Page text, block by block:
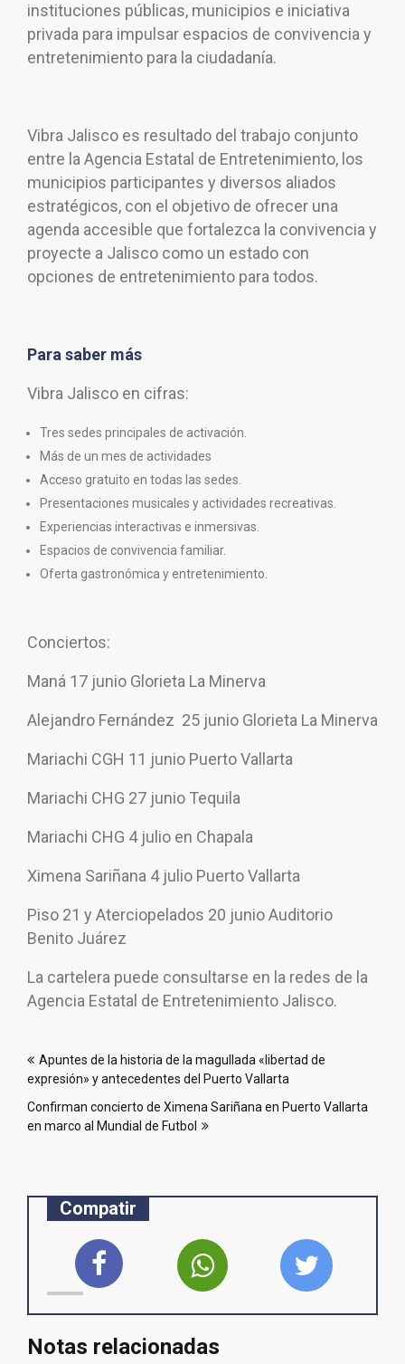
instituciones públicas, municipios e iniciativa
privada para impulsar espacios de convivencia y
entretenimiento para la ciudadanía.
Vibra Jalisco es resultado del trabajo conjunto
entre la Agencia Estatal de Entretenimiento, los
municipios participantes y diversos aliados
estratégicos, con el objetivo de ofrecer una
agenda accesible que fortalezca la convivencia y
proyecte a Jalisco como un estado con
opciones de entretenimiento para todos.
Para saber más
Vibra Jalisco en cifras:
Tres sedes principales de activación.
Más de un mes de actividades
Acceso gratuito en todas las sedes.
Presentaciones musicales y actividades recreativas.
Experiencias interactivas e inmersivas.
Espacios de convivencia familiar.
Oferta gastronómica y entretenimiento.
Conciertos:
Maná 17 junio Glorieta La Minerva
Alejandro Fernández 25 junio Glorieta La Minerva
Mariachi CGH 11 junio Puerto Vallarta
Mariachi CHG 27 junio Tequila
Mariachi CHG 4 julio en Chapala
Ximena Sariñana 4 julio Puerto Vallarta
Piso 21 y Aterciopelados 20 junio Auditorio
Benito Juárez
La cartelera puede consultarse en la redes de la
Agencia Estatal de Entretenimiento Jalisco.
de
entradas
Apuntes de la historia de la magullada «libertad de
expresión» y antecedentes del Puerto Vallarta
Confirman concierto de Ximena Sariñana en Puerto Vallarta
en marco al Mundial de Futbol
Compatir
Notas relacionadas